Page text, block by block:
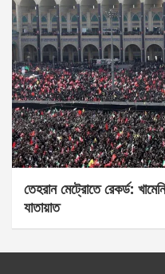
তেহরান মেট্রোতে রেকর্ড:
যাতায়াত